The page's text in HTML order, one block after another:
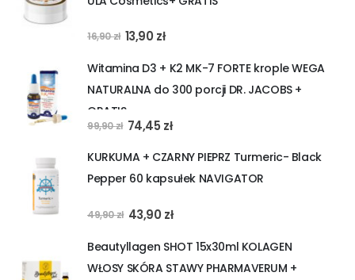
16,90zł Pierwotna
wynosiła:
16,90 zł.
13,90 złAktualna
wynosi:
13,90 zł.
Witamina D3 + K2 MK-7 FORTE krople WEGA
NATURALNA do 300 porcji DR. JACOBS +
GRATIS
99,90zł Pierwotna
wynosiła:
99,90 zł.
74,45 złAktualna
wynosi:
74,45 zł.
KURKUMA + CZARNY PIEPRZ Turmeric- Black
Pepper 60 kapsułek NAVIGATOR
49,90zł Pierwotna
wynosiła:
49,90 zł.
43,90 złAktualna
wynosi:
43,90 zł.
Beautyllagen SHOT 15x30ml KOLAGEN
WŁOSY SKÓRA STAWY PHARMAVERUM +